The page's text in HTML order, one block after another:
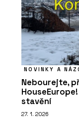
NOVINKY A
Nebourejte,
stavění
27. 1. 2026